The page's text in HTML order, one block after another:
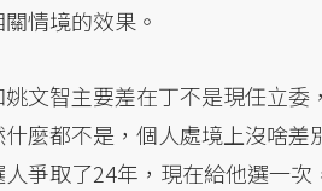
情境的效果。
文智主要差在丁不是現任立
麼都不是，個人處境上沒啥差
爭取了24年，現在給他選一